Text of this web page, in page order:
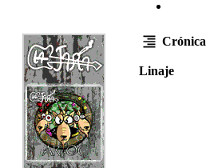
Crónica
Linaje